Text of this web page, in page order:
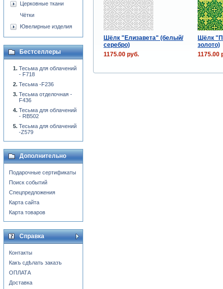
Шёлк "Елизавета" (белый/
серебро)
Шёлк
золото)
1175.00 руб.
1175.00
Церковные ткани
Чётки
Ювелирные изделия
Бестселлеры
Тесьма для облачений
- F718
Тесьма -F236
Тесьма отделочная -
F436
Тесьма для облачений
- RB502
Тесьма для облачений
-Z579
Дополнительно
Подарочные сертификаты
Поиск событий
Спецпредложения
Карта сайта
Карта товаров
Справка
Контакты
Какъ сдѣлать заказъ
ОПЛАТА
Доставка